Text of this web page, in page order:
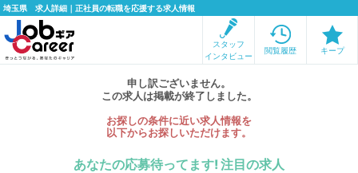
埼玉県 求人詳細｜正社員の転職を応援する求人情報
スタッフ
インタビュー
閲覧履歴 キープ
申し訳ございません。
この求人は掲載が終了しました。
お探しの条件に近い求人情報を
以下からお探しいただけます。
あなたの応募待ってます! 注目の求人